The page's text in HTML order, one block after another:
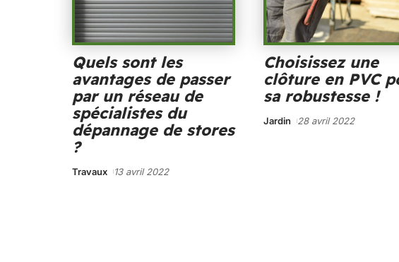
Quels sont les
avantages de passer
par un réseau de
spécialistes du
dépannage de stores
?
Travaux 13 avril 2022
Choisissez une
clôture en PVC
sa robustesse !
Jardin 28 avril 2022